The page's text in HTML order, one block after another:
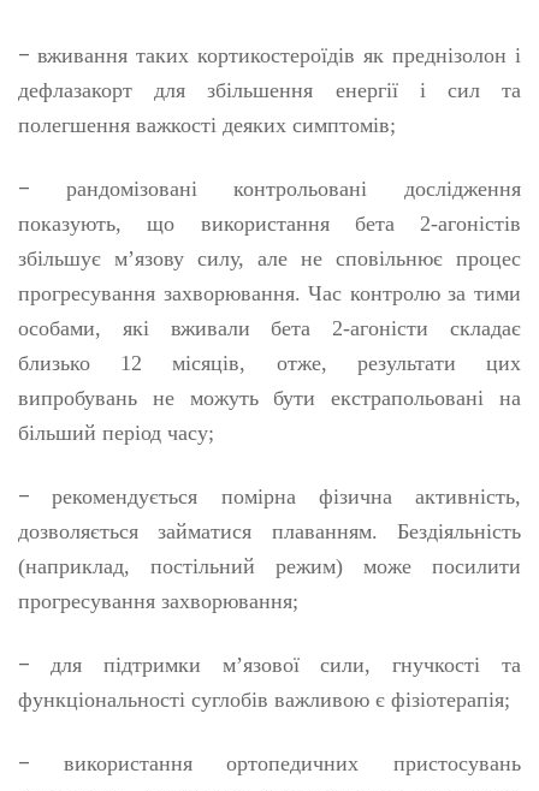
– вживання таких кортикостероїдів як преднізолон і
дефлазакорт для збільшення енергії і сил та
полегшення важкості деяких симптомів;
– рандомізовані контрольовані дослідження
показують, що використання бета 2-агоністів
збільшує м’язову силу, але не сповільнює процес
прогресування захворювання. Час контролю за тими
особами, які вживали бета 2-агоністи складає
близько 12 місяців, отже, результати цих
випробувань не можуть бути екстрапольовані на
більший період часу;
–рекомендується помірна фізична активність,
дозволяється займатися плаванням. Бездіяльність
(наприклад, постільний режим) може посилити
прогресування захворювання;
– для підтримки м’язової сили, гнучкості та
функціональності суглобів важливою є фізіотерапія;
– використання ортопедичних пристосувань